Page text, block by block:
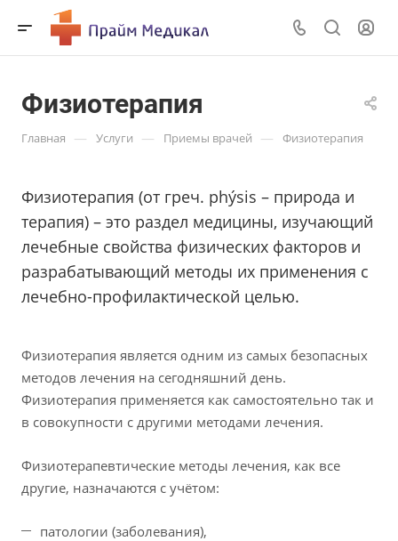
Физиотерапия
Главная — Услуги — Приемы врачей — Физиотерапия
Физиотерапия (от греч. phýsis – природа и
терапия) – это раздел медицины, изучающий
лечебные свойства физических факторов и
разрабатывающий методы их применения с
лечебно-профилактической целью.
Физиотерапия является одним из самых безопасных
методов лечения на сегодняшний день.
Физиотерапия применяется как самостоятельно так и
в совокупности с другими методами лечения.
Физиотерапевтические методы лечения, как все
другие, назначаются с учётом:
патологии (заболевания),